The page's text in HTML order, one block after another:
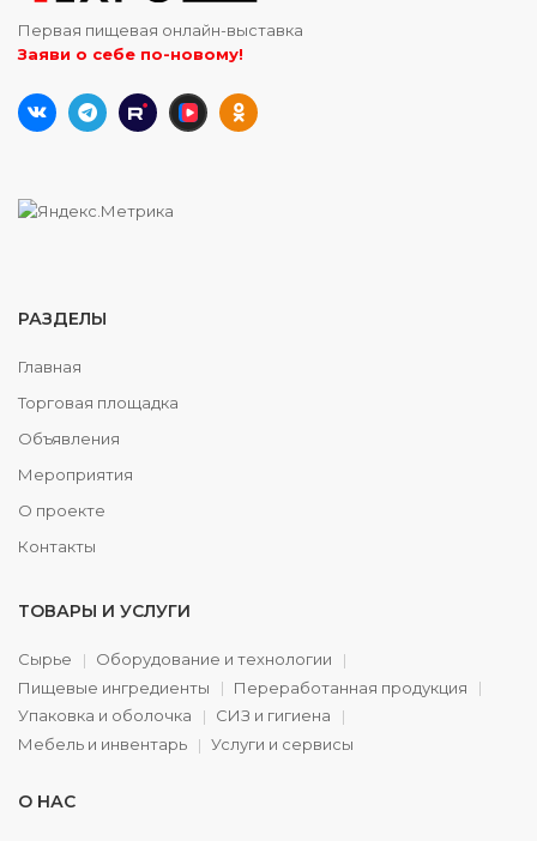
Первая пищевая онлайн-выставка
Заяви о себе по-новому!
РАЗДЕЛЫ
Главная
Торговая площадка
Объявления
Мероприятия
О проекте
Контакты
ТОВАРЫ И УСЛУГИ
Сырье
Оборудование и технологии
Пищевые ингредиенты
Переработанная продукция
Упаковка и оболочка
СИЗ и гигиена
Мебель и инвентарь
Услуги и сервисы
О НАС